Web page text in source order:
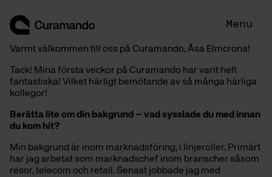
content
Menu
Varmt välkommen till oss på Curamando, Åsa Elmcrona!
Tack! Mina första veckor på Curamando har varit helt
fantastiska! Vilket härligt bemötande av så många härliga
kollegor!
Berätta lite om din bakgrund – vad sysslade du med innan
du kom hit?
Min bakgrund är inom marknadsföring, i linjeroller. Primärt
har jag arbetat som marknadschef inom branscher såsom
resor, telecom och retail. Senast jobbade jag med